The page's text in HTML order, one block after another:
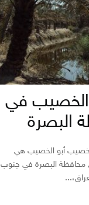
الخصيب في
البصرة
أبو الخصيب هي
محافظة البصرة في جنوب